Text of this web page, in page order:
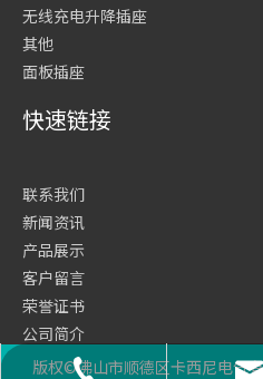
无线充电升降插座
其他
面板插座
座机邮箱
二维
快速链接
联系我们
新闻资讯
产品展示
客户留言
荣誉证书
公司简介
网站首页
版权©佛山市顺德区卡西尼电气